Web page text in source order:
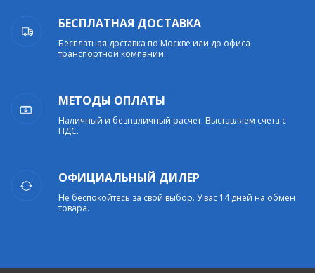
БЕСПЛАТНАЯ ДОСТАВКА
Бесплатная доставка по Москве или до офиса
транспортной компании.
МЕТОДЫ ОПЛАТЫ
Наличный и безналичный расчет. Выставляем счета с
НДС.
ОФИЦИАЛЬНЫЙ ДИЛЕР
Не беспокойтесь за свой выбор. У вас 14 дней на обмен
товара.